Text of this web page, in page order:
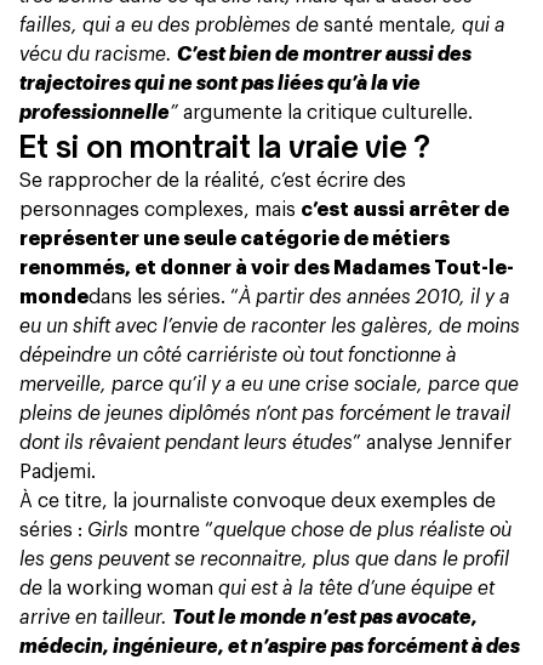
failles, qui a eu des problèmes de santé mentale, qui a
vécu du racisme. C’est bien de montrer aussi des
trajectoires qui ne sont pas liées qu’à la vie
professionnelle” argumente la critique culturelle.
Et si on montrait la vraie vie ?
Se rapprocher de la réalité, c’est écrire des
personnages complexes, mais c’est aussi arrêter de
représenter une seule catégorie de métiers
renommés, et donner à voir des Madames Tout-le-
mondedans les séries. “À partir des années 2010, il y a
eu un shift avec l’envie de raconter les galères, de moins
dépeindre un côté carriériste où tout fonctionne à
merveille, parce qu’il y a eu une crise sociale, parce que
pleins de jeunes diplômés n’ont pas forcément le travail
dont ils rêvaient pendant leurs études” analyse Jennifer
Padjemi.
À ce titre, la journaliste convoque deux exemples de
séries : Girls montre “quelque chose de plus réaliste où
les gens peuvent se reconnaitre, plus que dans le profil
de la working woman qui est à la tête d’une équipe et
arrive en tailleur. Tout le monde n’est pas avocate,
médecin, ingénieure, et n’aspire pas forcément à des